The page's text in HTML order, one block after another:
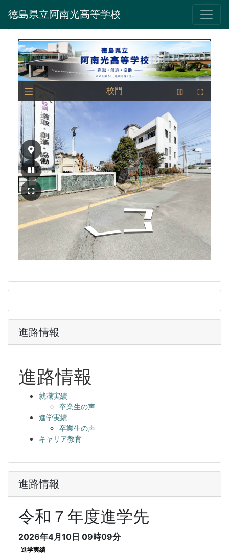
徳島県立阿南光高等学校
進路情報
進路情報
就職実績
卒業生の声
進学実績
卒業生の声
キャリア教育
進路情報
令和７年度進学先
2026年4月10日 09時09分
進学実績